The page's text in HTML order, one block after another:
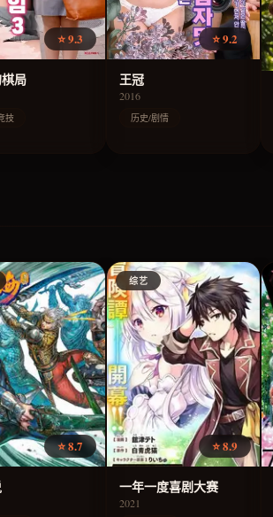
⭐ 9.3
局
技
⭐ 9.2
王冠
2016
历史/剧情
⭐ 8.7
综艺
⭐ 8.9
一年一度喜剧大赛
2021